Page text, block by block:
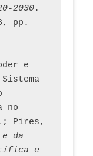
2030.
pp.
e
no
Pires,
da
e